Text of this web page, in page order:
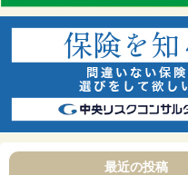
最近の投稿